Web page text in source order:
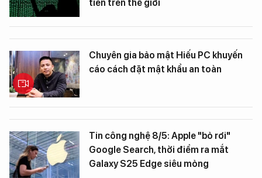
tiên trên thế giới
Chuyên gia bảo mật Hiếu PC khuyến
cáo cách đặt mật khẩu an toàn
Tin công nghệ 8/5: Apple "bỏ rơi"
Google Search, thời điểm ra mắt
Galaxy S25 Edge siêu mỏng